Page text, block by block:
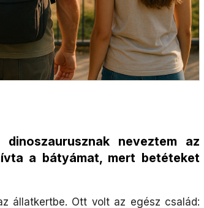
neveztem az
a bátyámat, mert betéteket
állatkertbe. Ott volt az egész család: